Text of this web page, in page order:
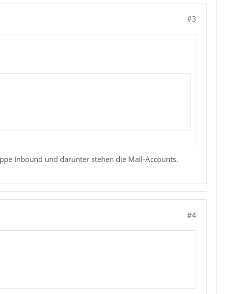
#3
Inbound und darunter stehen die Mail-Accounts.
#4